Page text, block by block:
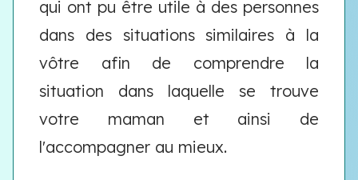
qui ont pu être utile à des personnes
dans des situations similaires à la
vôtre afin de comprendre la
situation dans laquelle se trouve
votre maman et ainsi de
l'accompagner au mieux.